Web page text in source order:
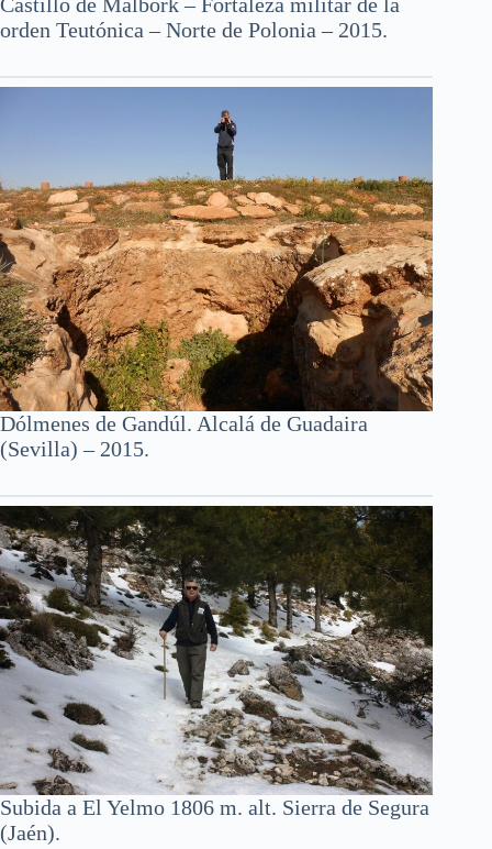
orden Teutónica – Norte de Polonia – 2015.
Dólmenes de Gandúl. Alcalá de Guadaira
(Sevilla) – 2015.
Subida a El Yelmo 1806 m. alt. Sierra de Segura
(Jaén).